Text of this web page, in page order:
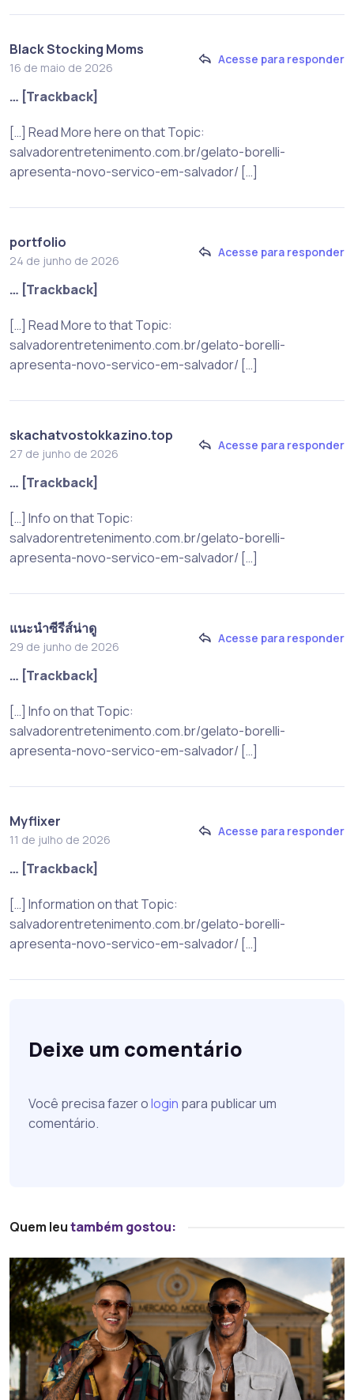
Black Stocking Moms
16 de maio de 2026
Acesse para responder
… [Trackback]
[…] Read More here on that Topic:
salvadorentretenimento.com.br/gelato-borelli-
apresenta-novo-servico-em-salvador/ […]
portfolio
24 de junho de 2026
Acesse para responder
… [Trackback]
[…] Read More to that Topic:
salvadorentretenimento.com.br/gelato-borelli-
apresenta-novo-servico-em-salvador/ […]
skachatvostokkazino.top
27 de junho de 2026
Acesse para responder
… [Trackback]
[…] Info on that Topic:
salvadorentretenimento.com.br/gelato-borelli-
apresenta-novo-servico-em-salvador/ […]
แนะนำซีรีส์น่าดู
29 de junho de 2026
Acesse para responder
… [Trackback]
[…] Info on that Topic:
salvadorentretenimento.com.br/gelato-borelli-
apresenta-novo-servico-em-salvador/ […]
Myflixer
11 de julho de 2026
Acesse para responder
… [Trackback]
[…] Information on that Topic:
salvadorentretenimento.com.br/gelato-borelli-
apresenta-novo-servico-em-salvador/ […]
Deixe um comentário
Você precisa fazer ologin para publicar um
comentário.
Quem leutambém gostou: